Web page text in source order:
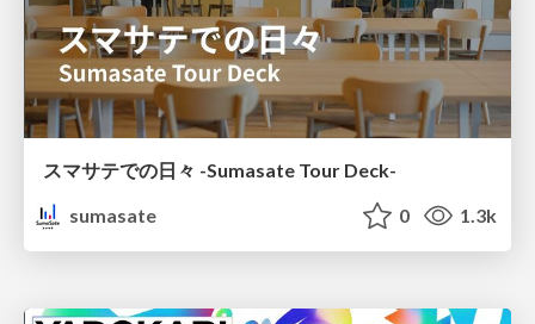
スマサテでの日々 -Sumasate Tour Deck-
sumasate
0 1.3k